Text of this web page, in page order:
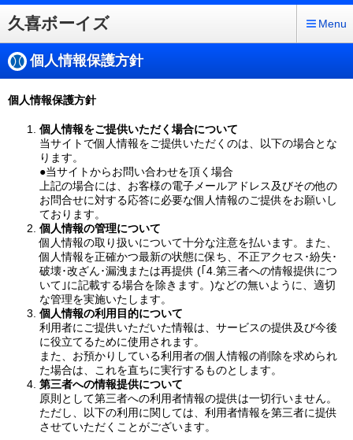
久喜ボーイズ Menu
個人情報保護方針
個人情報保護方針
個人情報をご提供いただく場合について
当サイトで個人情報をご提供いただくのは、以下の場合とな
ります。
●当サイトからお問い合わせを頂く場合
上記の場合には、お客様の電子メールアドレス及びその他の
お問合せに対する応答に必要な個人情報のご提供をお願いし
ております。
個人情報の管理について
個人情報の取り扱いについて十分な注意を払います。また、
個人情報を正確かつ最新の状態に保ち、不正アクセス･紛失･
破壊･改ざん･漏洩または再提供 (｢4.第三者への情報提供につ
いて｣に記載する場合を除きます。)などの無いように、適切
な管理を実施いたします。
個人情報の利用目的について
利用者にご提供いただいた情報は、サービスの提供及び今後
に役立てるために使用されます。
また、お預かりしている利用者の個人情報の削除を求められ
た場合は、これを直ちに実行するものとします。
第三者への情報提供について
原則として第三者への利用者情報の提供は一切行いません。
ただし、以下の利用に関しては、利用者情報を第三者に提供
させていただくことがございます。